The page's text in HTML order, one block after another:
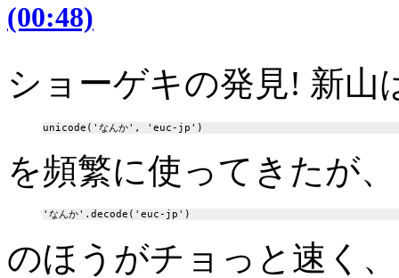
(00:48)
ショーゲキの発見! 新山
を頻繁に使ってきたが
のほうがチョっと速く